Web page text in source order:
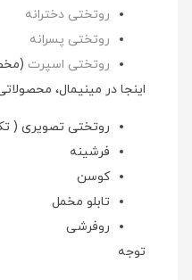
روتختی دخترانه
روتختی پسرانه
روتختی اسپرت
اینجا در مینیمال،
روتختی تصویری (
فرشینه
کوسن
تابلو مخمل
روفرشی
توجه